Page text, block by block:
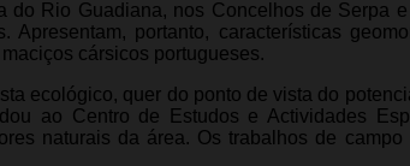
do Rio Guadiana, nos Concelhos de Serpa
portanto, características
cársicos portugueses.
ecológico, quer do ponto de vista do
ao Centro de Estudos e Actividades
naturais da área. Os trabalhos de